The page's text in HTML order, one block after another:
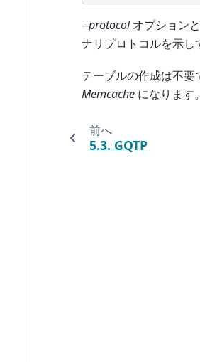
--protocolオプション
ナリプロトコルを示し
テーブルの作成は不
Memcache になります。
前へ
5.3. GQTP